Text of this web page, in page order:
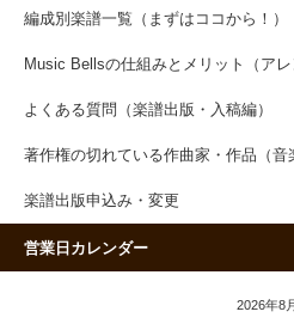
編成別楽譜一覧（まずはココから！）
Music Bellsの仕組みとメリット（アレ
よくある質問（楽譜出版・入稿編）
著作権の切れている作曲家・作品（音
楽譜出版申込み・変更
営業日カレンダー
2026年8